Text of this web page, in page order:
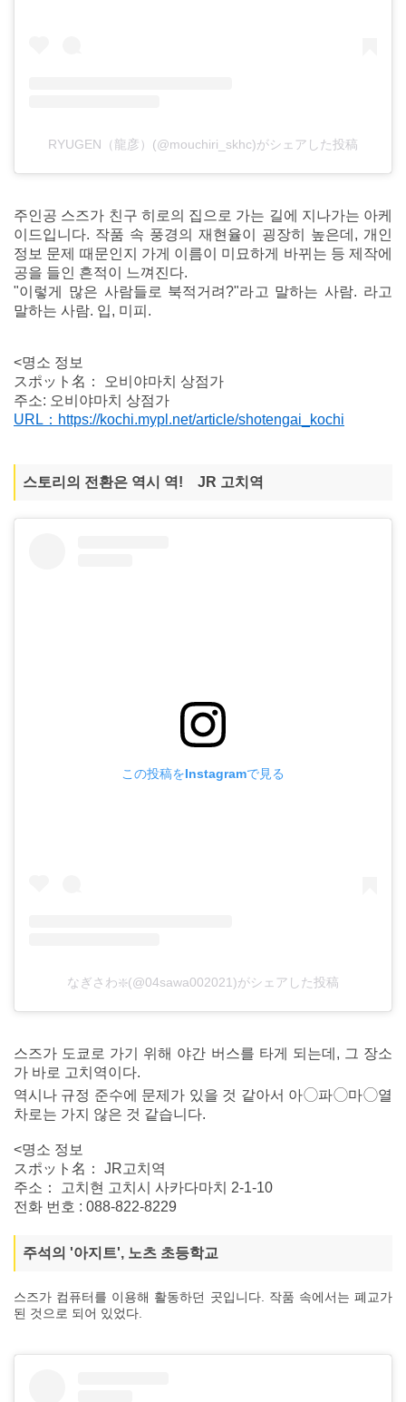
RYUGEN（龍彦）(@mouchiri_skhc)がシェアした投稿
주인공 스즈가 친구 히로의 집으로 가는 길에 지나가는 아케
이드입니다. 작품 속 풍경의 재현율이 굉장히 높은데, 개인
정보 문제 때문인지 가게 이름이 미묘하게 바뀌는 등 제작에
공을 들인 흔적이 느껴진다.
"이렇게 많은 사람들로 북적거려?"라고 말하는 사람. 라고
말하는 사람. 입, 미피.
<명소 정보
スポット名： 오비야마치 상점가
주소: 오비야마치 상점가
URL：https://kochi.mypl.net/article/shotengai_kochi
스토리의 전환은 역시 역! JR 고치역
この投稿をInstagramで見る
なぎさわ❇️(@04sawa002021)がシェアした投稿
스즈가 도쿄로 가기 위해 야간 버스를 타게 되는데, 그 장소
가 바로 고치역이다.
역시나 규정 준수에 문제가 있을 것 같아서 아◯파◯마◯열
차로는 가지 않은 것 같습니다.
<명소 정보
スポット名： JR고치역
주소： 고치현 고치시 사카다마치 2-1-10
전화 번호 : 088-822-8229
주석의 '아지트', 노츠 초등학교
스즈가 컴퓨터를 이용해 활동하던 곳입니다. 작품 속에서는 폐교가
된 것으로 되어 있었다.